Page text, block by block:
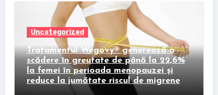
Uncategorized
Tratamentul Wegovy® generează o
scădere în greutate de până la 22,6%
la femei în perioada menopauzei și
reduce la jumătate riscul de migrene